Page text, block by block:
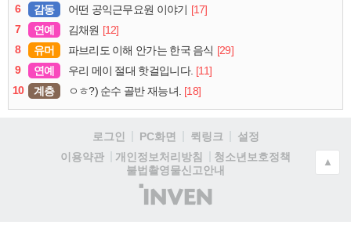
6
감동 어떤 공익근무요원 이야기
[17]
7
연예 김채원 [12]
8
유머 파브리도 이해 안가는 한국 음식 [29]
9
연예 우리 메이 절대 핫걸입니다. [11]
10
계층 ㅇㅎ?) 순수 골반 재능녀. [18]
로그인 PC화면 퀵링크
설정
이용약관
개인정보처리방침
청소년보호정책
불법촬영물신고안내
(주)
인
▲